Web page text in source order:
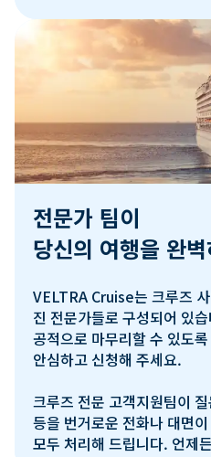
전문가 팀이
당신의 여행을 완
VELTRA Cruise는 크루즈
진 전문가들로 구성되어 있
공적으로 마무리할 수 있도
안심하고 신청해 주세요.
크루즈 전문 고객지원팀이
등을 번거로운 전화나 대면
모두 처리해 드립니다. 언제